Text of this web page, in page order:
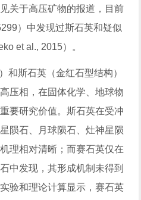
关于高压矿物的报道，目前
）中发现过斯石英和疑似
et al., 2015）。
和斯石英（金红石型结构）
压相，在固体化学、地球物
要研究价值。斯石英在受冲
陨石、月球陨石、灶神星陨
理相对清晰；而赛石英仅在
中发现，其形成机制未得到
验和理论计算显示，赛石英